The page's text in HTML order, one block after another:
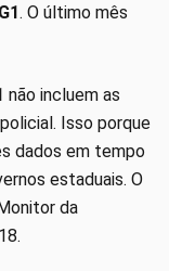
G1. O último mês
não incluem as
Isso porque
dados em tempo
estaduais. O
da